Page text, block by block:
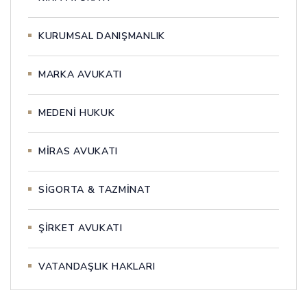
KURUMSAL DANIŞMANLIK
MARKA AVUKATI
MEDENİ HUKUK
MİRAS AVUKATI
SİGORTA & TAZMİNAT
ŞİRKET AVUKATI
VATANDAŞLIK HAKLARI